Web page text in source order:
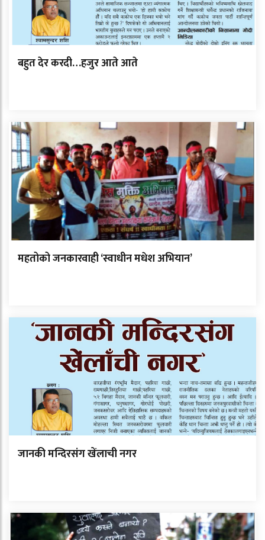
बहुत देर करदी…हजुर आते आते
महतोको जनकारवाही ‘स्वाधीन मधेश अभियान’
जानकी मन्दिरसंग खेंलाची नगर